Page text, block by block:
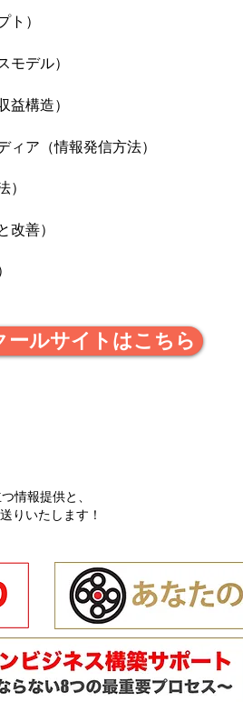
ト）
モデル）
益構造）
ィア（情報発信方法）
）
改善）
ールサイトはこちら
情報提供と、
りいたします！